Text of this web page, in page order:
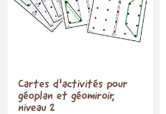
Cartes d’activités pour
géoplan et géomiroir,
niveau 2